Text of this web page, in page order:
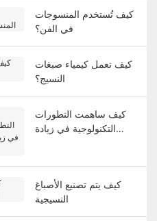
كيف تُستخدم المنسوجات
في الفن؟
كيف تعمل كيمياء صبغات
النسيج؟
كيف ساهمت التطورات
التكنولوجية في زيادة
كيف يتم تصنيع الأصباغ
النسيجية